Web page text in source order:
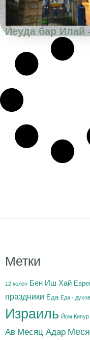
Йеуда бар Илай
Метки
12 колен Бен Иш Хай
праздники Еда Еда -
Израиль Йом Кипур
Ав Месяц Адар